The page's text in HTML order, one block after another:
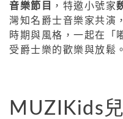
音樂節目
，特邀小號家
灣知名爵士音樂家共演
時期與風格，一起在「
受爵士樂的歡樂與放鬆。
MUZIKids